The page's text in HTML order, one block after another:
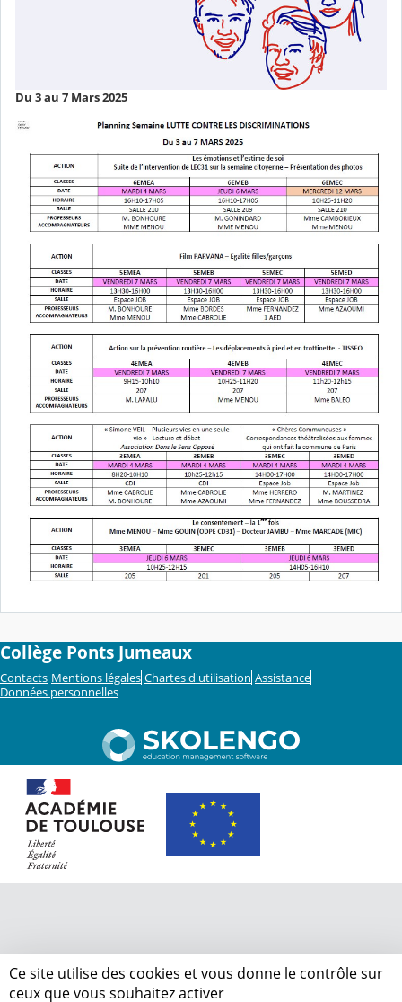
Du 3 au 7 Mars 2025
Collège Ponts Jumeaux
Contacts Mentions légales Chartes d'utilisation Assistance
Données personnelles
Ce site utilise des cookies et vous donne le contrôle sur
ceux que vous souhaitez activer